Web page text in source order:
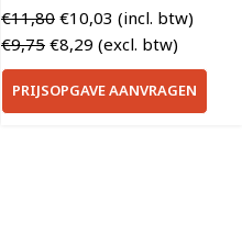
€11,80 €10,03 (incl. btw)
€9,75 €8,29 (excl. btw)
PRIJSOPGAVE AANVRAGEN